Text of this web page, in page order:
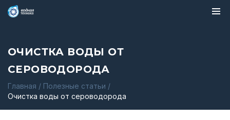
ОЧИСТКА ВОДЫ ОТ
СЕРОВОДОРОДА
Главная / Полезные статьи /
Очистка воды от сероводорода